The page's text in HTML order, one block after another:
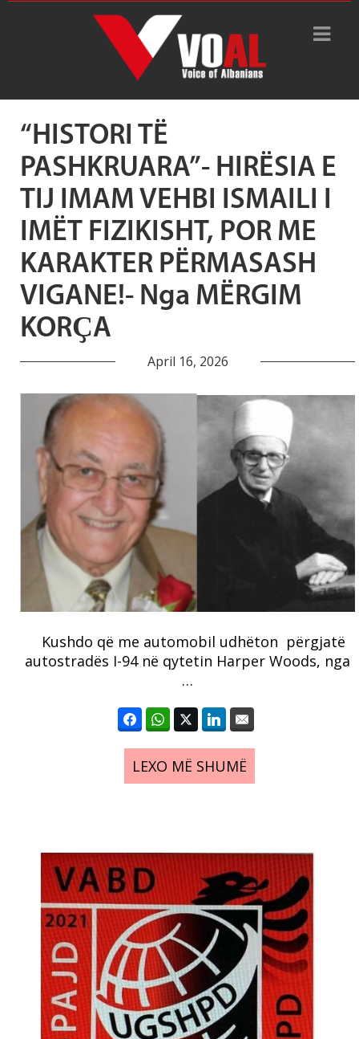
Tag Archive: Imam Vehbi
“HISTORI TË
PASHKRUARA”- HIRËSIA E
TIJ IMAM VEHBI ISMAILI I
IMËT FIZIKISHT, POR ME
KARAKTER PËRMASASH
VIGANE!- Nga MËRGIM
KORҪA
April 16, 2026
Kushdo që me automobil udhëton përgjatë
autostradës I-94 në qytetin Harper Woods, nga
…
LEXO MË SHUMË